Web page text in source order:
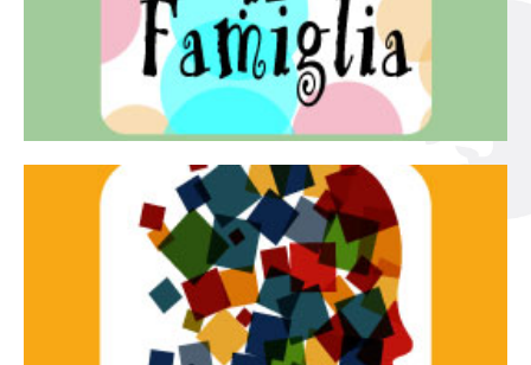
Teatro in famiglia
Teatro In Famiglia è una rassegna di teatro concepita
Tracce Dinamiche è una rassegna di teatro
d’innovazione e sperimentale.
Continua